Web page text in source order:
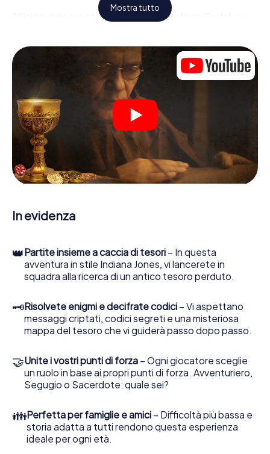
All'inizio della sua caccia al tesoro a Bernburg (Saale), si
squadra è un tracker nato? Chi è un vero avventuriero? E
chi ha quello che serve per essere un code breaker? Nella
nostra caccia al tesoro a Bernburg (Saale) c'è un ruolo
adatto per ogni giocatore.
Una volta assegnati i ruoli, può iniziare la caccia al tesoro
del thriller poliziesco a Bernburg (Saale): puoi decifrare
codici crittografati, risolvere complicati compiti logici e
cercare indizi, indizi in vari luoghi della città. Il suo
smartphone è il suo strumento di indagine più importante:
la nostra app web sviluppata appositamente le consente
di interrogare le persone di contatto ed esaminare
guida in sicurezza per Bernburg (Saale).
nell'emozionante storia, presto scoprirete che il prezioso
tesoro è a pochi passi di distanza.
Mostra tutto
In evidenza
👑Partite insieme a caccia di tesori – In questa
avventura in stile Indiana Jones, vi lancerete in
squadra alla ricerca di un antico tesoro perduto.
🗝Risolvete enigmi e decifrate codici – Vi aspettano
messaggi criptati, codici segreti e una misteriosa
mappa del tesoro che vi guiderà passo dopo passo.
🤝Unite i vostri punti di forza – Ogni giocatore sceglie
un ruolo in base ai propri punti di forza. Avventuriero,
Segugio o Sacerdote: quale sei?
👪Perfetta per famiglie e amici – Difficoltà più bassa e
storia adatta a tutti rendono questa esperienza
ideale per ogni età.